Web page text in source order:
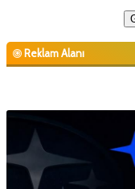
Reklam Alanı